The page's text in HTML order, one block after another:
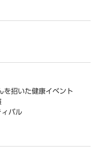
を招いた健康イベント
ィバル